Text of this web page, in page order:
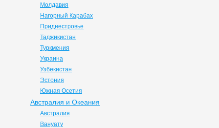
Молдавия
Нагорный Карабах
Приднестровье
Таджикистан
Туркмения
Украина
Узбекистан
Эстония
Южная Осетия
Австралия и Океания
Австралия
Вануату